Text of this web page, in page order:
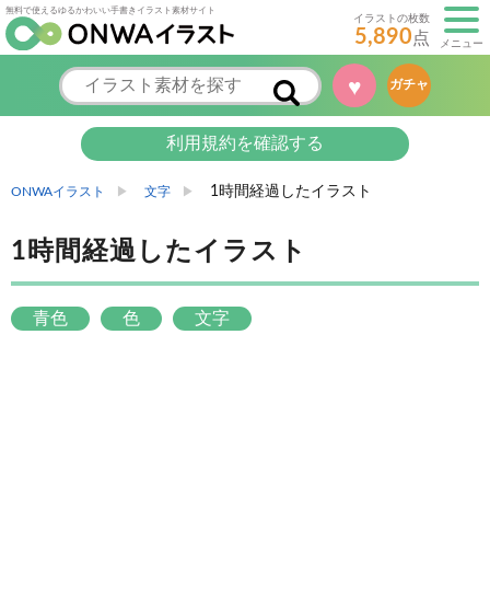
無料で使えるゆるかわいい手書きイラスト素材サイト
イラストの枚数
5,890点 メニュー
♥ ガチャ
利用規約を確認する
ONWAイラスト 文字 1時間経過したイラスト
1時間経過したイラスト
青色 色 文字